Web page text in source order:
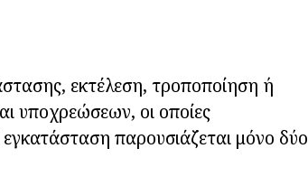
εκτέλεση, τροποποίηση ή
υποχρεώσεων, οι οποίες
παρουσιάζεται μόνο δύο